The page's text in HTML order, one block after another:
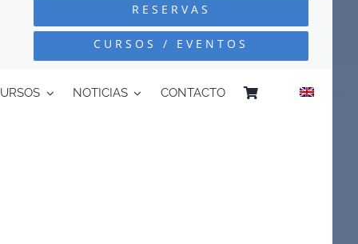
RESERVAS
CURSOS / EVENTOS
NOTICIAS CONTACTO